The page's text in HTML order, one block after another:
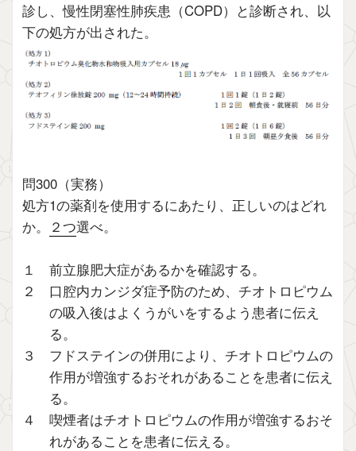
診し、慢性閉塞性肺疾患（COPD）と診断され、以
下の処方が出された。
問300（実務）
処方1の薬剤を使用するにあたり、正しいのはどれ
か。
２つ選べ。
１ 前立腺肥大症があるかを確認する。
２ 口腔内カンジダ症予防のため、チオトロピウム
の吸入後はよくうがいをするよう患者に伝え
る。
３ フドステインの併用により、チオトロピウムの
作用が増強するおそれがあることを患者に伝え
る。
４ 喫煙者はチオトロピウムの作用が増強するおそ
れがあることを患者に伝える。